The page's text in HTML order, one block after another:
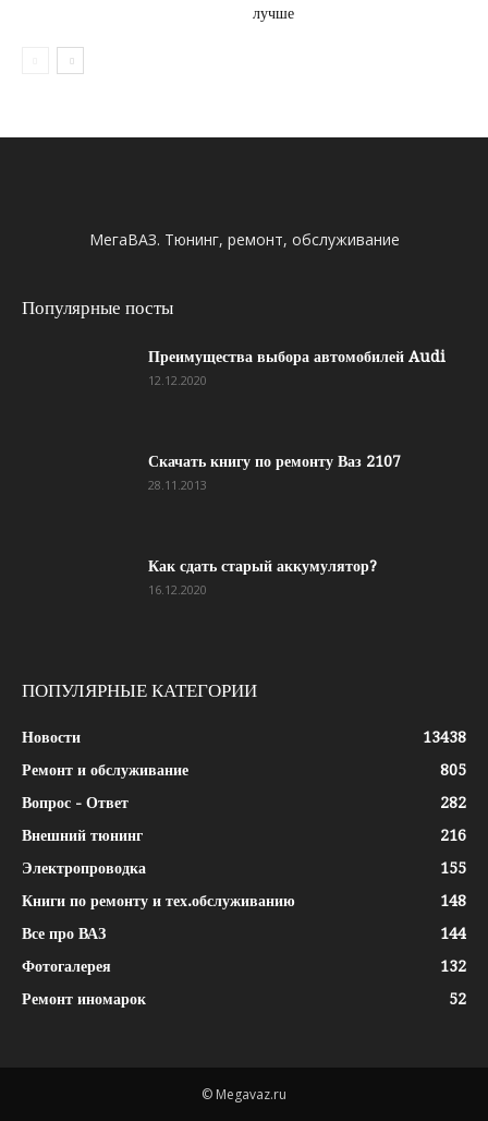
лучше
МегаВАЗ. Тюнинг, ремонт, обслуживание
Популярные посты
Преимущества выбора автомобилей Audi
12.12.2020
Скачать книгу по ремонту Ваз 2107
28.11.2013
Как сдать старый аккумулятор?
16.12.2020
ПОПУЛЯРНЫЕ КАТЕГОРИИ
Новости
13438
Ремонт и обслуживание
805
Вопрос - Ответ
282
Внешний тюнинг
216
Электропроводка
155
Книги по ремонту и тех.обслуживанию
148
Все про ВАЗ
144
Фотогалерея
132
Ремонт иномарок
52
© Megavaz.ru